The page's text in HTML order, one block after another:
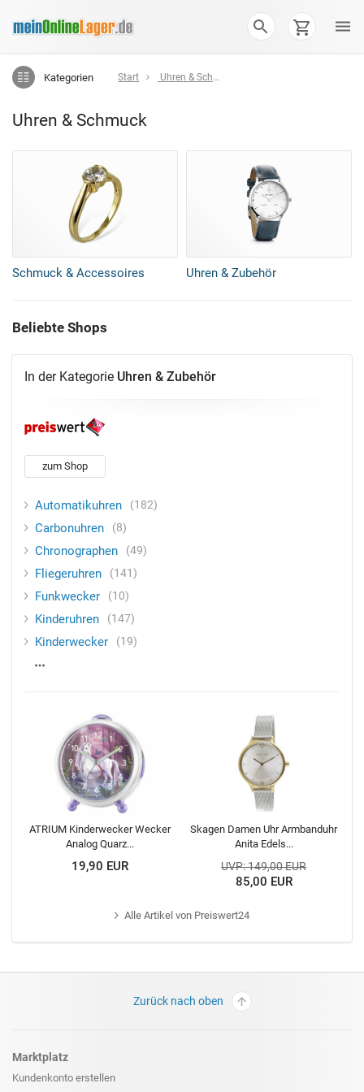
Kategorien Start Uhren & Schmuck
Uhren & Schmuck
Schmuck & Accessoires Uhren & Zubehör
Beliebte Shops
In der Kategorie Uhren & Zubehör
zum Shop
Automatikuhren 182
Carbonuhren 8
Chronographen 49
Fliegeruhren 141
Funkwecker 10
Kinderuhren 147
Kinderwecker 19
ATRIUM Kinderwecker Wecker
Analog Quarz...
19,90 EUR
Skagen Damen Uhr Armbanduhr
Anita Edels...
UVP: 149,00 EUR
85,00 EUR
AlleArtikel von Preiswert24
Zurück nach oben
Marktplatz
Kundenkonto erstellen